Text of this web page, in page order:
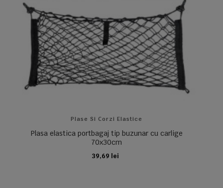
Plase Si Corzi Elastice
Plasa elastica portbagaj tip buzunar cu carlige
70x30cm
39,69 lei
ADAUGA IN COS